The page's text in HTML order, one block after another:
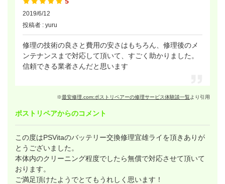
2019/6/12
投稿者 : yuru
修理の技術の良さと費用の安さはもちろん、修理後のメ
ンテナンスまで対応して頂いて、すごく助かりました。
信頼できる業者さんだと思います
※最安修理.com:ポストリペアーの修理サービス体験談一覧より引用
ポストリペアからのコメント
この度はPSVitaのバッテリー交換修理宜雄ライを頂きありが
とうございました。
本体内のクリーニング程度でしたら無償で対応させて頂いて
おります。
ご満足頂けたようでとてもうれしく思います！